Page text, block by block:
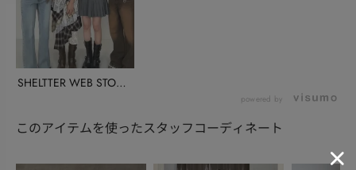
SHELTTER WEB STORE
powered by
このアイテムを使ったスタッフコーディネート